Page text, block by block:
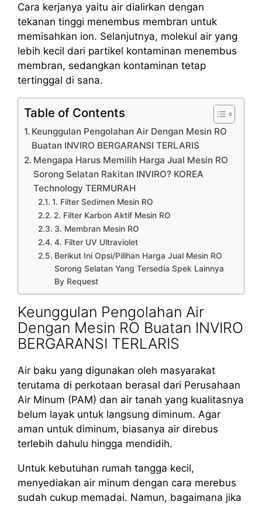
Cara kerjanya yaitu air dialirkan dengan
tekanan tinggi menembus membran untuk
memisahkan ion. Selanjutnya, molekul air yang
lebih kecil dari partikel kontaminan menembus
membran, sedangkan kontaminan tetap
tertinggal di sana.
Table of Contents
Keunggulan Pengolahan Air Dengan Mesin RO
Buatan INVIRO BERGARANSI TERLARIS
Mengapa Harus Memilih Harga Jual Mesin RO
Sorong Selatan Rakitan INVIRO? KOREA
Technology TERMURAH
1. Filter Sedimen Mesin RO
2. Filter Karbon Aktif Mesin RO
3. Membran Mesin RO
4. Filter UV Ultraviolet
Berikut Ini Opsi/Pilihan Harga Jual Mesin RO
Sorong Selatan Yang Tersedia Spek Lainnya
By Request
Keunggulan Pengolahan Air
Dengan Mesin RO Buatan INVIRO
BERGARANSI TERLARIS
Air baku yang digunakan oleh masyarakat
terutama di perkotaan berasal dari Perusahaan
Air Minum (PAM) dan air tanah yang kualitasnya
belum layak untuk langsung diminum. Agar
aman untuk diminum, biasanya air direbus
terlebih dahulu hingga mendidih.
Untuk kebutuhan rumah tangga kecil,
menyediakan air minum dengan cara merebus
sudah cukup memadai. Namun, bagaimana jika